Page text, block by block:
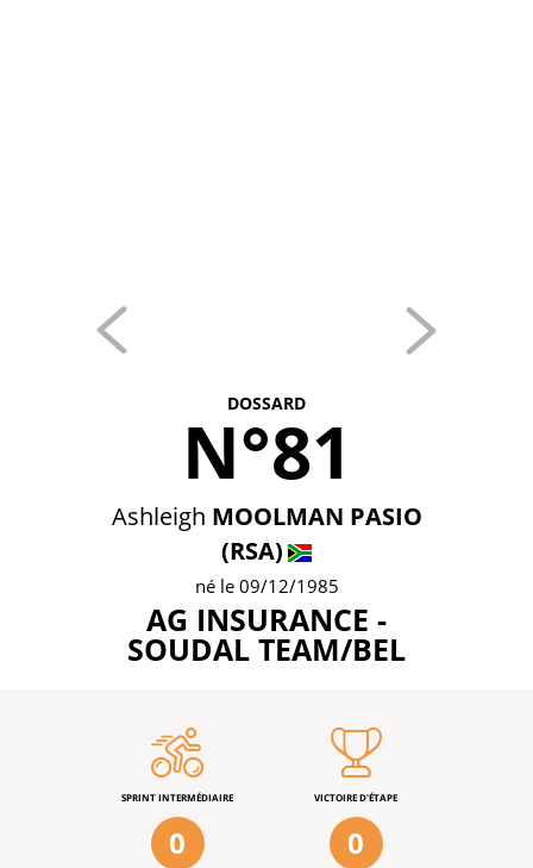
DOSSARD
N°81
Ashleigh MOOLMAN PASIO
(RSA)
né le 09/12/1985
AG INSURANCE -
SOUDAL TEAM/BEL
SPRINT INTERMÉDIAIRE
0
VICTOIRE D'ÉTAPE
0